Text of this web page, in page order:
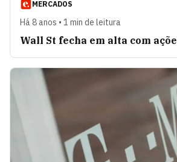
MERCADOS
Há 8 anos • 1 min de leitura
Wall St fecha em alta com